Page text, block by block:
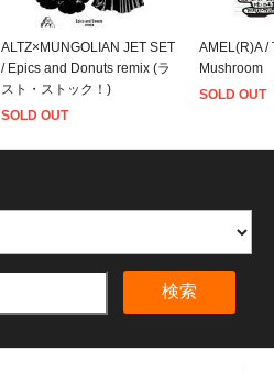
ALTZ×MUNGOLIAN JET SET
/ Epics and Donuts remix (ラ
スト・ストック！)
SOLD OUT
AMEL(R)A /
Mushroom
SOLD OUT
検索